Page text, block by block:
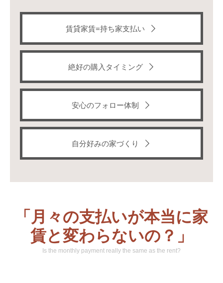
賃貸家賃=持ち家支払い
絶好の購入タイミング
安心のフォロー体制
自分好みの家づくり
「月々の支払いが本当に家
賃と変わらないの？」
Is the monthly payment really the same as the rent?